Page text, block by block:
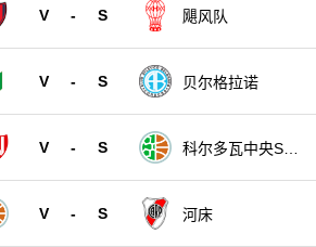
V - S 飓风队
V - S 贝尔格拉诺
V - S
科尔多瓦中央SD
V - S 河床